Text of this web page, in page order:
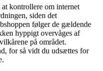
kontrollere om internet
siden det
følger de gældende
hyppigt overvåges af
på området.
for så vidt du udsættes for